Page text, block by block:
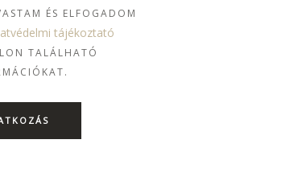
ÉS ELFOGADOM
tájékoztató
TALÁLHATÓ